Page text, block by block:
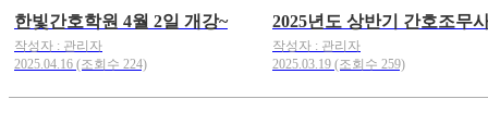
한빛간호학원 4월 2일 개강~
작성자 : 관리자
2025.04.16 (조회수 224)
작성자 : 관리자
2025.03.19 (조회수 259)